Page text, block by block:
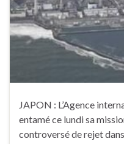
JAPON : L’Agence
entamé ce lundi sa
controversé de rejet